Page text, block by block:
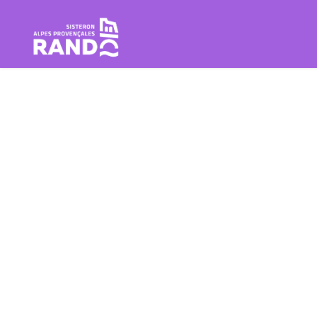
Escursione Sisteron Buëch